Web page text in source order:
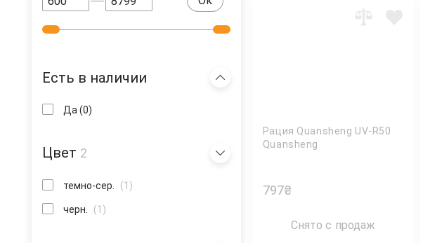
Есть в наличии
Да (0)
Цвет 2
темно-сер. (1)
черн. (1)
Рация Quansheng UV-R50
Quansheng
797₴
Снято с продаж